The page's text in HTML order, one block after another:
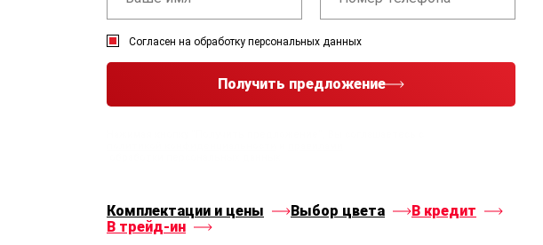
Согласен на обработку персональных данных
Получить предложение
Комплектации и цены Выбор цвета
В кредит
В трейд-ин